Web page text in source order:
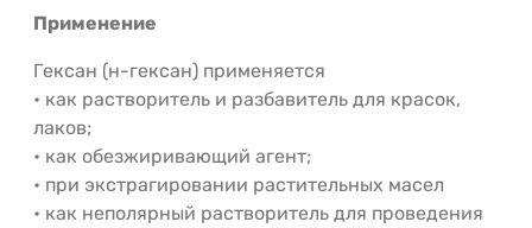
Применение
Гексан (н-гексан) применяется
• как растворитель и разбавитель для красок,
лаков;
• как обезжиривающий агент;
• при экстрагировании растительных масел
• как неполярный растворитель для проведения